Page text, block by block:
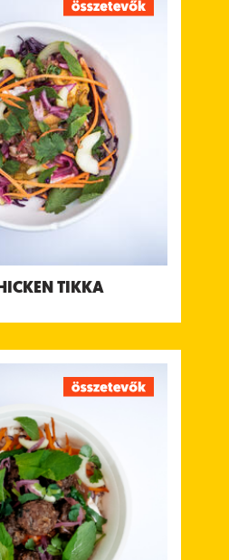
TIKKA
masala fűszerben pácolva,
édes tamarind csatnival &
joghurt csatnival
Tápanyagtartalom (g/adag)
Energia 689 kcal
Fehérje 45 g
Szénhidrát 67 g
ebből cukor 20 g
Rost 5.1 g
Zsír 26 g
ebből telített zsírok 8.2 g
LAMB MEATBALLS
pirított római köménnyel,
fűszerezve, zöld
csatnival, édes tamarind
csatnival és joghurt csatnival
Tápanyagtartalom (g/adag)
Energia 623 kcal
Fehérje 33 g
Szénhidrát 65 g
ebből cukor 18 g